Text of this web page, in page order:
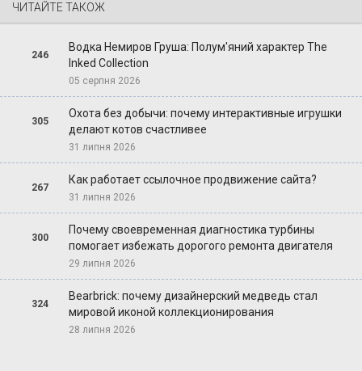
ЧИТАЙТЕ ТАКОЖ
246
Водка Немиров Груша: Полум'яний характер The
Inked Collection
05 серпня 2026
305
Охота без добычи: почему интерактивные игрушки
делают котов счастливее
31 липня 2026
267
Как работает ссылочное продвижение сайта?
31 липня 2026
300
Почему своевременная диагностика турбины
помогает избежать дорогого ремонта двигателя
29 липня 2026
324
Bearbrick: почему дизайнерский медведь стал
мировой иконой коллекционирования
28 липня 2026